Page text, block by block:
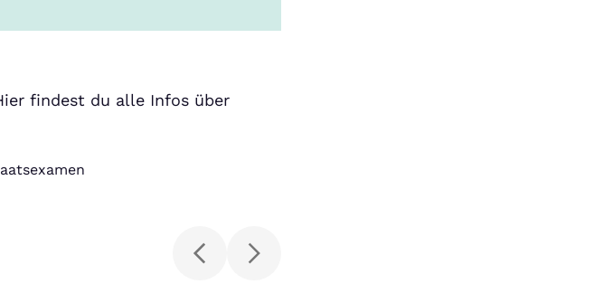
findest du alle Infos über